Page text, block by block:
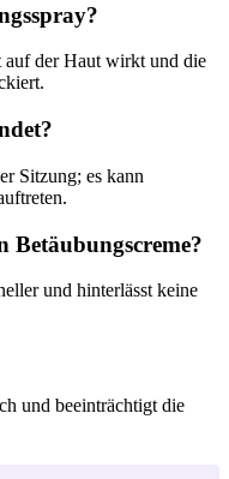
auf der Haut wirkt und die
Sitzung; es kann
Betäubungscreme?
und hinterlässt keine
und beeinträchtigt die